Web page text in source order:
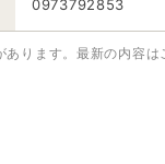
0973792853
ります。最新の内容は